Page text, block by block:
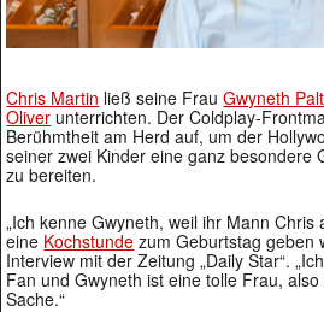
Chris Martin ließ seine FrauGwyneth
Oliver unterrichten. Der Coldplay-
Berühmtheit am Herd auf, um der
seiner zwei Kinder eine ganz besondere
zu bereiten.
„Ich kenne Gwyneth, weil ihr Mann
eine Kochstunde zum Geburtstag geben
Interview mit der Zeitung „Daily Star“.
Fan und Gwyneth ist eine tolle Frau,
Sache.“